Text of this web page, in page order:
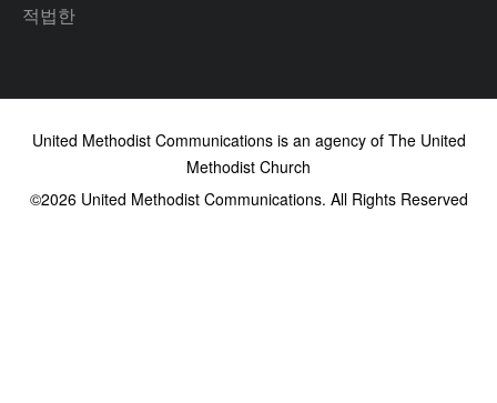
적법한
United Methodist Communications is an agency of The United
Methodist Church
©2026United Methodist Communications. All Rights Reserved